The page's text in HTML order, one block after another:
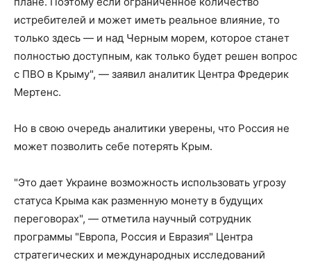
истребителей и может иметь реальное влияние, то
только здесь — и над Черным морем, которое станет
полностью доступным, как только будет решен вопрос
с ПВО в Крыму", — заявил аналитик Центра Фредерик
Мертенс.
Но в свою очередь аналитики уверены, что Россия не
может позволить себе потерять Крым.
"Это дает Украине возможность использовать угрозу
статуса Крыма как разменную монету в будущих
переговорах", — отметила научный сотрудник
программы "Европа, Россия и Евразия" Центра
стратегических и международных исследований